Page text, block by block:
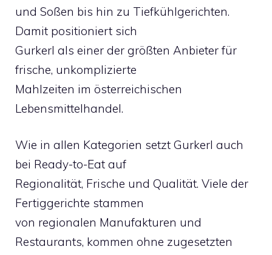
und Soßen bis hin zu Tiefkühlgerichten.
Damit positioniert sich
Gurkerl als einer der größten Anbieter für
frische, unkomplizierte
Mahlzeiten im österreichischen
Lebensmittelhandel.
Wie in allen Kategorien setzt Gurkerl auch
bei Ready-to-Eat auf
Regionalität, Frische und Qualität. Viele der
Fertiggerichte stammen
von regionalen Manufakturen und
Restaurants, kommen ohne zugesetzten